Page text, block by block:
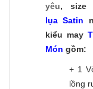
yêu, size
lụa Satin
kiểu may
Món gồm:
+ 1
lồng